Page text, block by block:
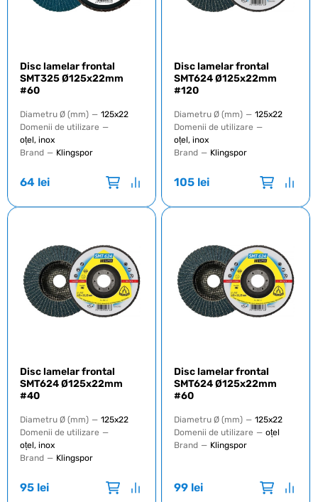
Disc lamelar frontal
SMT325 Ø125x22mm
#60
Diametru Ø (mm) — 125x22
Domenii de utilizare —
oțel, inox
Brand — Klingspor
64 lei
Disc lamelar frontal
SMT624 Ø125x22mm
#120
Diametru Ø (mm) — 125x22
Domenii de utilizare —
oțel, inox
Brand — Klingspor
105 lei
Disc lamelar frontal
SMT624 Ø125x22mm
#40
Diametru Ø (mm) — 125x22
Domenii de utilizare —
oțel, inox
Brand — Klingspor
95 lei
Disc lamelar frontal
SMT624 Ø125x22mm
#60
Diametru Ø (mm) — 125x22
Domenii de utilizare — oțel
Brand — Klingspor
99 lei